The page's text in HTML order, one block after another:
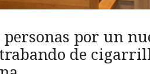
personas por un
de